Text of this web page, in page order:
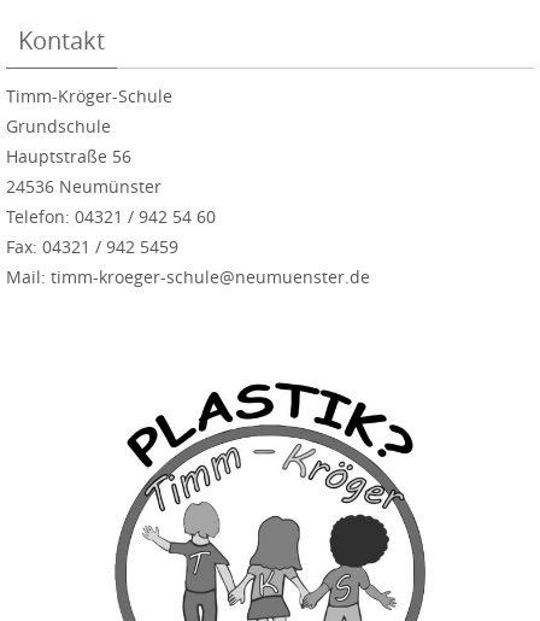
Kontakt
Timm-Kröger-Schule
Grundschule
Hauptstraße 56
24536 Neumünster
Telefon: 04321 / 942 54 60
Fax: 04321 / 942 5459
Mail: timm-kroeger-schule@neumuenster.de